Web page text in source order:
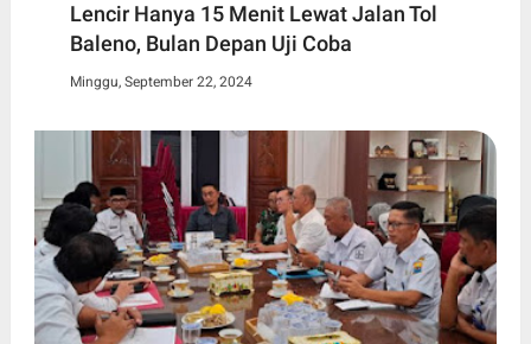
Lencir Hanya 15 Menit Lewat Jalan Tol
Baleno, Bulan Depan Uji Coba
Minggu, September 22, 2024